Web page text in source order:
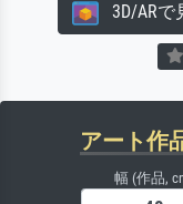
3D/ARで
アート作
幅 (作品,